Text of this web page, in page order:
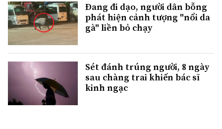
Đang đi dạo, người dân bỗng
phát hiện cảnh tượng "nổi da
gà" liền bỏ chạy
Sét đánh trúng người, 8 ngày
sau chàng trai khiến bác sĩ
kinh ngạc